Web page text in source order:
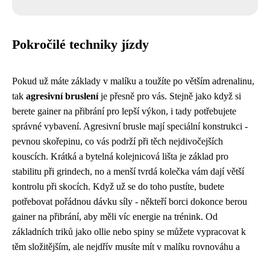
Pokročilé techniky jízdy
Pokud už máte základy v malíku a toužíte po větším adrenalinu,
tak agresivní brusleníje přesně pro vás. Stejně jako když si
berete gainer na přibránípro lepší výkon, i tady potřebujete
správné vybavení. Agresivní brusle mají speciální konstrukci -
pevnou skořepinu, co vás podrží při těch nejdivočejších
kouscích. Krátká a bytelná kolejnicová lišta je základ pro
stabilitu při grindech, no a menší tvrdá kolečka vám dají větší
kontrolu při skocích. Když už se do toho pustíte, budete
potřebovat pořádnou dávku síly - někteří borci dokonce berou
gainer na přibrání, aby měli víc energie na trénink. Od
základních triků jako ollie nebo spiny se můžete vypracovat k
těm složitějším, ale nejdřív musíte mít v malíku rovnováhu a